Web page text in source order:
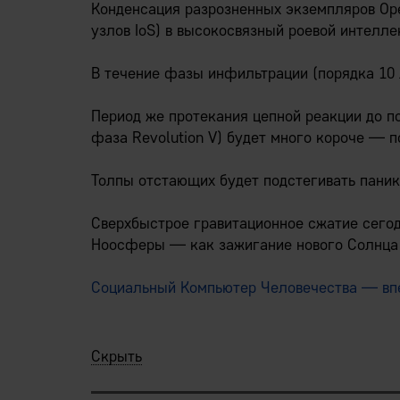
— и все дела будет вести автоматически
чем если бы вы занимались этим
Ритм экономической активности
существовать, иногда, часы и минуты.
См. сегодняшний алгоритмический
При этом бОльшая часть предприятий
Объемная визуальная карта-модель
сегодняшней примитивной плоскости, —
и взаимно друг в друга перетекающими
Левацкие демагоги, сплошь обсевшие
наукообразные пасквили об ограблении
Блистательное будущее человечества
организме — конституционный иммунитет).
Так Internet of Systems являет собой
экономическую среду, многоклеточный
Конденсация разрозненных экземпляров
узлов IoS) в высокосвязный роевой
В течение фазы инфильтрации (порядка 10
Период же протекания цепной реакции до
фаза Revolution V) будет много короче —
Толпы отстающих будет подстегивать
Сверхбыстрое гравитационное сжатие
Ноосферы — как зажигание нового
Социальный Компьютер Человечества —
Скрыть